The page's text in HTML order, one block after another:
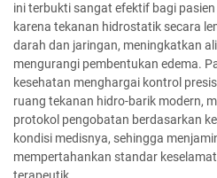
ini terbukti sangat efektif bagi
karena tekanan hidrostatik secara
darah dan jaringan, meningkatkan
mengurangi pembentukan edema.
kesehatan menghargai kontrol
ruang tekanan hidro-barik modern,
protokol pengobatan berdasarkan
kondisi medisnya, sehingga
mempertahankan standar